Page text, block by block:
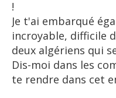
!
Je t'ai embarqué
incroyable, difficile
deux algériens qui
Dis-moi dans les
te rendre dans cet